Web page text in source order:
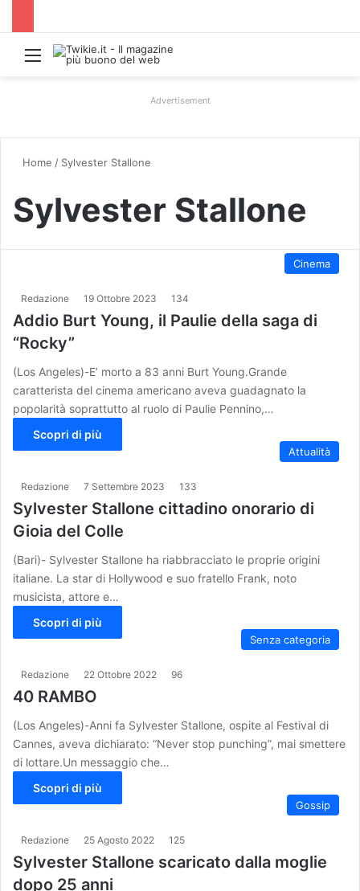
Menu
Advertisement
Home / Sylvester Stallone
Sylvester Stallone
Cinema
Redazione 19 Ottobre 2023 134
Addio Burt Young, il Paulie della saga di
“Rocky”
(Los Angeles)-E’ morto a 83 anni Burt Young.Grande
caratterista del cinema americano aveva guadagnato la
popolarità soprattutto al ruolo di Paulie Pennino,…
Scopri di più
Attualità
Redazione 7 Settembre 2023 133
Sylvester Stallone cittadino onorario di
Gioia del Colle
(Bari)- Sylvester Stallone ha riabbracciato le proprie origini
italiane. La star di Hollywood e suo fratello Frank, noto
musicista, attore e…
Scopri di più
Senza categoria
Redazione 22 Ottobre 2022 96
40 RAMBO
(Los Angeles)-Anni fa Sylvester Stallone, ospite al Festival di
Cannes, aveva dichiarato: “Never stop punching”, mai smettere
di lottare.Un messaggio che…
Scopri di più
Gossip
Redazione 25 Agosto 2022 125
Sylvester Stallone scaricato dalla moglie
dopo 25 anni